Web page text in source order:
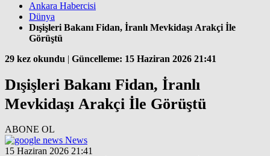
Ankara Habercisi
Dünya
Dışişleri Bakanı Fidan, İranlı Mevkidaşı Arakçi İle
Görüştü
29 kez okundu | Güncelleme: 15 Haziran 2026 21:41
Dışişleri Bakanı Fidan, İranlı
Mevkidaşı Arakçi İle Görüştü
ABONE OL
News
15 Haziran 2026 21:41